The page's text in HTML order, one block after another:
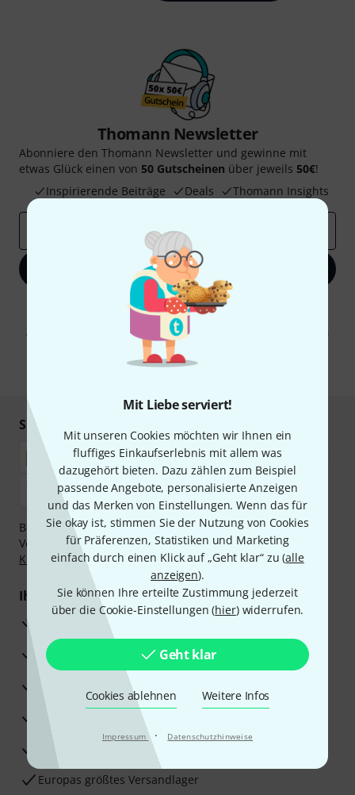
Mit Liebe serviert!
Mit unseren Cookies möchten wir Ihnen ein
fluffiges Einkaufserlebnis mit allem was
dazugehört bieten. Dazu zählen zum Beispiel
passende Angebote, personalisierte Anzeigen
und das Merken von Einstellungen. Wenn das für
Sie okay ist, stimmen Sie der Nutzung von Cookies
für Präferenzen, Statistiken und Marketing
einfach durch einen Klick auf „Geht klar“ zu (alle
anzeigen).
Sie können Ihre erteilte Zustimmung jederzeit
über die Cookie-Einstellungen (hier) widerrufen.
Geht klar
Cookies ablehnen Weitere Infos
Impressum · Datenschutzhinweise
Thomann Newsletter
Abonniere den Thomann Newsletter und gewinne mit
etwas Glück einen von 50 Gutscheinen über jeweils 50€!
Inspirierende Beiträge
Deals Thomann Insights
Jetzt anmelden
Mit Klick auf „Jetzt anmelden“ stimmen Sie dem Erhalt von E-Mail-
Werbung und einer Messung des E-Mail-Nutzungsverhaltens zu. Die
Abmeldung ist jederzeit möglich. Weitere Informationen finden Sie in
unserenDatenschutzhinweisen
* Pflichtfeld
Sicher einkaufen & bezahlen
Bezahlen Sie vertraulich und sicher per Nachnahme,
Vorkasse, PayPal, Amazon Pay,Klarna Sofort bezahlen
Klarna Ratenzahlungoder Kreditkarte.
Ihre Vorteile
3 Jahre Thomann Garantie
30 Tage Money-Back-Garantie
Beratung durch Fachexperten
Zufriedenheitsgarantie
Europas größtes Versandlager